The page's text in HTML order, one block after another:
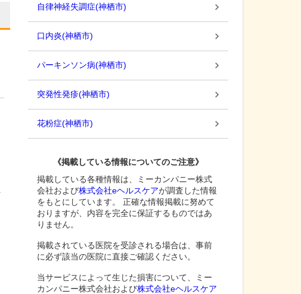
自律神経失調症(神栖市)
口内炎(神栖市)
パーキンソン病(神栖市)
突発性発疹(神栖市)
花粉症(神栖市)
《掲載している情報についてのご注意》
掲載している各種情報は、ミーカンパニー株式
会社および株式会社eヘルスケアが調査した情報
をもとにしています。 正確な情報掲載に努めて
おりますが、内容を完全に保証するものではあ
りません。
掲載されている医院を受診される場合は、事前
に必ず該当の医院に直接ご確認ください。
当サービスによって生じた損害について、ミー
カンパニー株式会社および株式会社eヘルスケア